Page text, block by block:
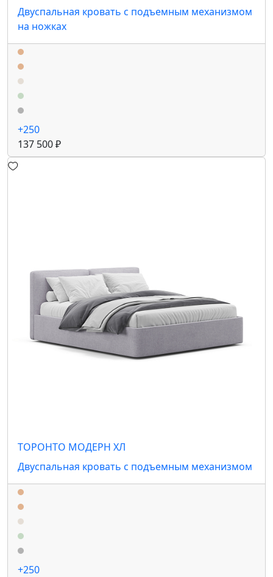
Двуспальная кровать с подъемным механизмом
на ножках
+250
137 500 ₽
ТОРОНТО МОДЕРН ХЛ
Двуспальная кровать с подъемным механизмом
+250